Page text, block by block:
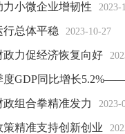
力小微企业增韧性 2023-
行总体平稳 2023-10-27
政力促经济恢复向好
度GDP同比增长
政组合拳精准发力 2023-
策精准支持创新创业